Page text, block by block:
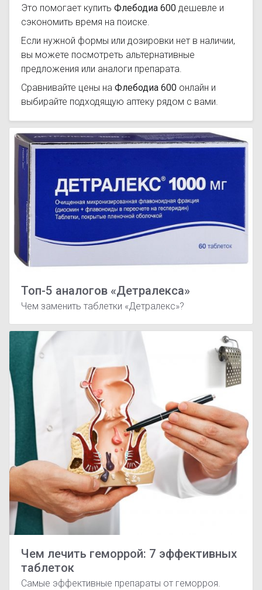
Это помогает купить Флебодиа 600 дешевле и
сэкономить время на поиске.
Если нужной формы или дозировки нет в наличии,
вы можете посмотреть альтернативные
предложения или аналоги препарата.
Сравнивайте цены на Флебодиа 600 онлайн и
выбирайте подходящую аптеку рядом с вами.
Топ-5 аналогов «Детралекса»
Чем заменить таблетки «Детралекс»?
Чем лечить геморрой: 7 эффективных
таблеток
Самые эффективные препараты от геморроя.